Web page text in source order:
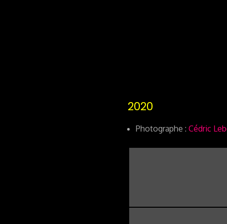
2020
Photographe : Cédric